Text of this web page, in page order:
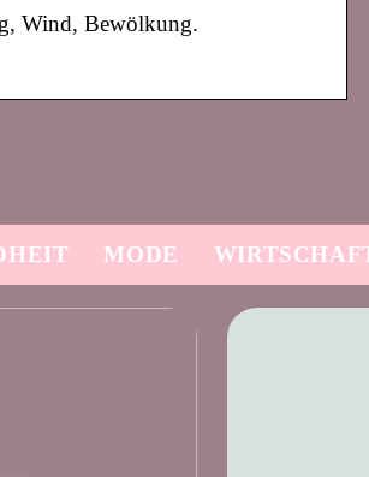
Wind, Bewölkung.
MODE